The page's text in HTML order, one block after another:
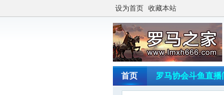
设为首页 收藏本站
首页 罗马协会斗鱼直播